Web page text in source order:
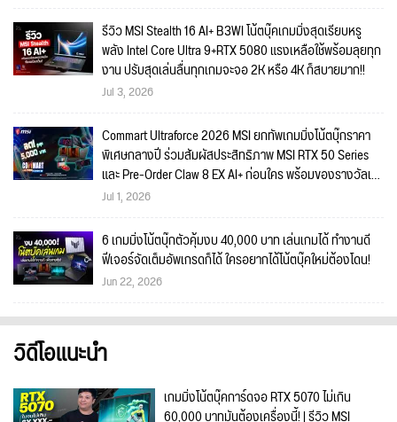
รีวิว MSI Stealth 16 AI+ B3WI โน้ตบุ๊คเกมมิ่งสุดเรียบหรู
พลัง Intel Core Ultra 9+RTX 5080 แรงเหลือใช้พร้อมลุยทุก
งาน ปรับสุดเล่นลื่นทุกเกมจะจอ 2K หรือ 4K ก็สบายมาก!!
Jul 3, 2026
Commart Ultraforce 2026 MSI ยกทัพเกมมิ่งโน้ตบุ๊กราคา
พิเศษกลางปี ร่วมสัมผัสประสิทธิภาพ MSI RTX 50 Series
และ Pre-Order Claw 8 EX AI+ ก่อนใคร พร้อมของรางวัลเข้า
ร่วมกิจกรรมในงาน!
Jul 1, 2026
6 เกมมิ่งโน้ตบุ๊กตัวคุ้มงบ 40,000 บาท เล่นเกมได้ ทำงานดี
ฟีเจอร์จัดเต็มอัพเกรดก็ได้ ใครอยากได้โน้ตบุ๊คใหม่ต้องโดน!
Jun 22, 2026
วิดีโอแนะนำ
เกมมิ่งโน้ตบุ๊คการ์ดจอ RTX 5070 ไม่เกิน